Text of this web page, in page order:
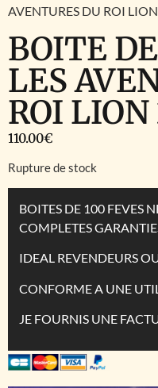
AVENTURES DU ROI
BOITE
LES
ROI
110.00€
Rupture de stock
BOITES DE 100 FEVES
COMPLETES
IDEAL REVENDEURS
CONFORME A UNE
JE FOURNIS UNE